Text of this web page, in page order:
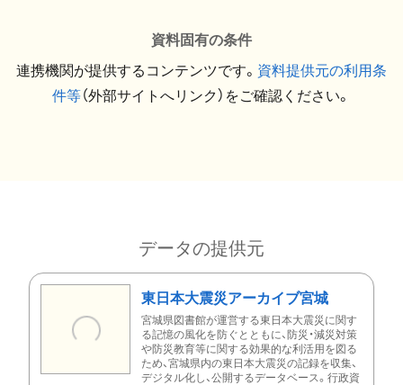
資料固有の条件
連携機関が提供するコンテンツです。 資料提供元の利用条
件等（外部サイトへリンク）をご確認ください。
データの提供元
東日本大震災アーカイブ宮城
宮城県図書館が運営する東日本大震災に関す
る記憶の風化を防ぐとともに、防災・減災対策
や防災教育等に関する効果的な利活用を図る
ため、宮城県内の東日本大震災の記録を収集、
デジタル化し、公開するデータベース。行政資